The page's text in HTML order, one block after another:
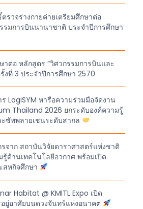
รวจร่างกายค่ายเตรียมศึกษาต่อ
รมการบินนานาชาติ ประจำปีการศึกษา
าต่อ หลักสูตร “วิศวกรรมการบินและ
ที่ 3 ประจำปีการศึกษา 2570
LogiSYM หารือความร่วมมือจัดงาน
Thailand 2026 ยกระดับองค์ความรู้
ซัพพลายเชนระดับสากล
จาก สถาบันวิจัยดาราศาสตร์แห่งชาติ
รู้ด้านเทคโนโลยีอวกาศ พร้อมเปิด
สหกิจศึกษา
Habitat @ KMITL Expo เปิด
ยู่อาศัยบนดวงจันทร์แห่งอนาคต